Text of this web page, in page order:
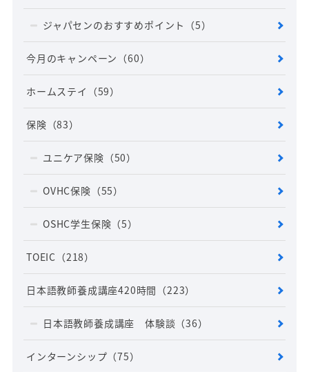
ジャパセンのおすすめポイント （5）
今月のキャンペーン （60）
ホームステイ （59）
保険 （83）
ユニケア保険 （50）
OVHC保険 （55）
OSHC学生保険 （5）
TOEIC （218）
日本語教師養成講座420時間 （223）
日本語教師養成講座 体験談 （36）
インターンシップ （75）